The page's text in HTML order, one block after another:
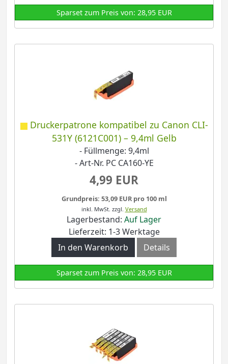
Sparset zum Preis von: 28,95 EUR
Druckerpatrone kompatibel zu Canon CLI-
531Y (6121C001) – 9,4ml Gelb
- Füllmenge: 9,4ml
- Art-Nr. PC CA160-YE
4,99 EUR
Grundpreis: 53,09 EUR pro 100 ml
inkl. MwSt. zzgl. Versand
Lagerbestand: Auf Lager
Lieferzeit: 1-3 Werktage
In den Warenkorb
Details
Sparset zum Preis von: 28,95 EUR